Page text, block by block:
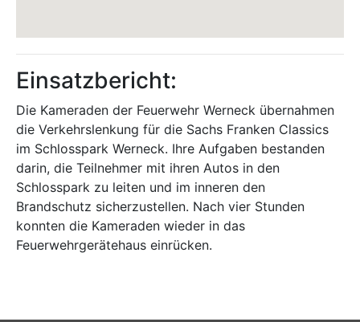
Einsatzbericht:
Die Kameraden der Feuerwehr Werneck übernahmen
die Verkehrslenkung für die Sachs Franken Classics
im Schlosspark Werneck. Ihre Aufgaben bestanden
darin, die Teilnehmer mit ihren Autos in den
Schlosspark zu leiten und im inneren den
Brandschutz sicherzustellen. Nach vier Stunden
konnten die Kameraden wieder in das
Feuerwehrgerätehaus einrücken.